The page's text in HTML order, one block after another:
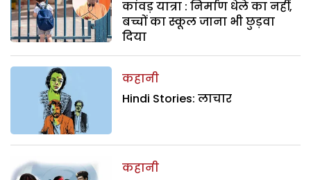
कांवड़ यात्रा : निर्माण धेले का नहीं,
बच्चों का स्कूल जाना भी छुड़वा
दिया
कहानी
Hindi Stories: लाचार
कहानी